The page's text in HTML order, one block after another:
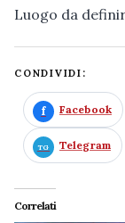
Luogo da
CONDIVIDI:
Facebook
Telegram
Correlati